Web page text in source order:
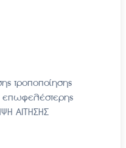
τροποποίησης
επωφελέστερης
ΑΙΤΗΣΗΣ